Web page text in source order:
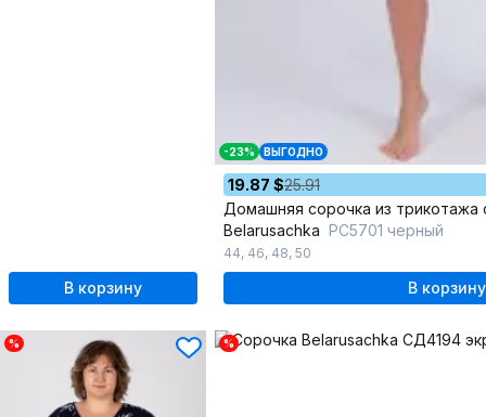
В корзину
-23% ВЫГОДНО
19.87 $25.91
Домашняя сорочка из трикотажа
Belarusachka РС5701 черный
44, 46, 48, 50
В корзину
% %